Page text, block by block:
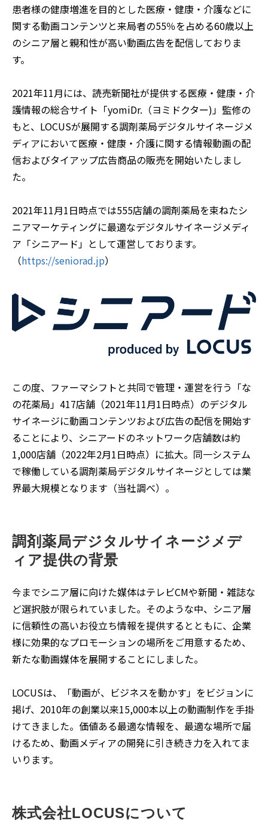
患者様の健康増進を目的とした医療・健康・介護などに
関する動画コンテンツと来局者の55％を占める60歳以上
のシニア層と親和性が高い動画広告を配信しておりま
す。
2021年11月には、読売新聞社が提供する医療・健康・介
護情報の総合サイト「yomiDr.（ヨミドクター)」監修の
もと、LOCUSが展開する調剤薬局デジタルサイネージメ
ディアにおいて医療・健康・介護に関する情報動画の配
信およびタイアップ広告商品の販売を開始いたしまし
た。
2021年11月1日時点では555店舗の調剤薬局を束ねたシ
ニアマーケティングに最適なデジタルサイネージメディ
ア「シニアード」として運営しております。
（https://seniorad.jp）
この度、ファーマシフトと共同で管理・運営を行う「な
の花薬局」417店舗（2021年11月1日時点）のデジタル
サイネージに動画コンテンツおよび広告の配信を開始す
ることにより、シニアードのネットワーク店舗数は約
1,000店舗（2022年2月1日時点）に拡大。同一システム
で稼働している調剤薬局デジタルサイネージとしては業
界最大規模となります（当社調べ）。
調剤薬局デジタルサイネージメデ
ィア提供の背景
今までシニア層に向けた媒体はテレビCMや新聞・雑誌な
ど選択肢が限られていました。そのような中、シニア層
に信頼性の高いお役立ち情報を提供するとともに、企業
様に効果的なプロモーションの場所をご用意するため、
新たな動画媒体を展開することにしました。
LOCUSは、「動画が、ビジネスを動かす」をビジョンに
掲げ、2010年の創業以来15,000本以上の動画制作を手掛
けてきました。価値ある最適な情報を、最適な場所で届
けるため、動画メディアの開発に引き続き力を入れてま
いります。
株式会社LOCUSについて